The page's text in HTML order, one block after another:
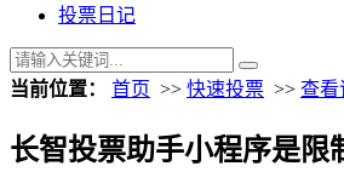
投票日记
当前位置： 首页 >> 快速投票 >> 查看
长智投票助手小程序是限